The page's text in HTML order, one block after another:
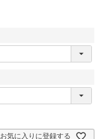
お気に入りに登録する